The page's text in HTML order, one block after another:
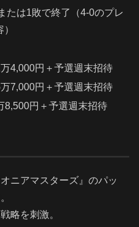
たは1敗で終了（4-0のプレ
4,000円＋予選週末招待
7,000円＋予選週末招待
8,500円＋予選週末招待
オニアマスターズ』のパッ
略を刺激。